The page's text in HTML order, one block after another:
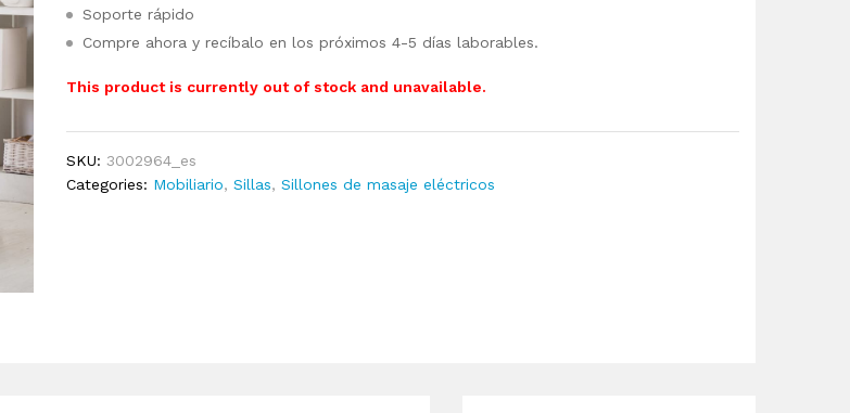
Soporte rápido
Compre ahora y recíbalo en los próximos 4-5 días laborables.
This product is currently out of stock and unavailable.
SKU:3002964_es
Categories: Mobiliario,Sillas,Sillones de masaje eléctricos